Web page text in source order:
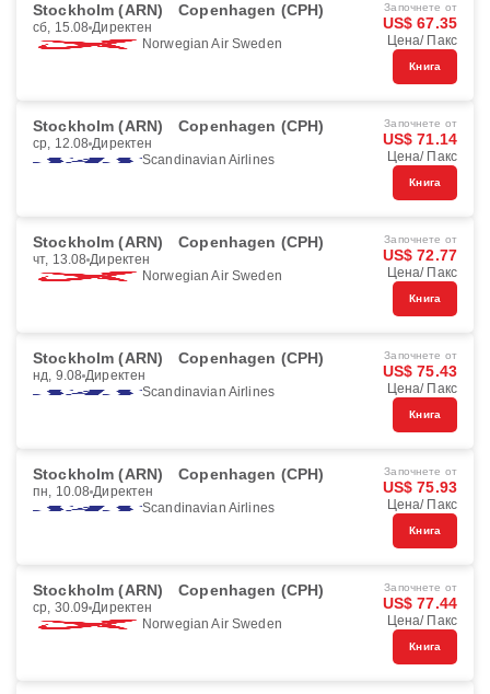
Stockholm (ARN) Copenhagen (CPH)
сб, 15.08 Директен
Norwegian Air Sweden
Започнете от
US$ 67.35
Цена/ Пакс
Книга
Stockholm (ARN) Copenhagen (CPH)
ср, 12.08 Директен
Scandinavian Airlines
Започнете от
US$ 71.14
Цена/ Пакс
Книга
Stockholm (ARN) Copenhagen (CPH)
чт, 13.08 Директен
Norwegian Air Sweden
Започнете от
US$ 72.77
Цена/ Пакс
Книга
Stockholm (ARN) Copenhagen (CPH)
нд, 9.08 Директен
Scandinavian Airlines
Започнете от
US$ 75.43
Цена/ Пакс
Книга
Stockholm (ARN) Copenhagen (CPH)
пн, 10.08 Директен
Scandinavian Airlines
Започнете от
US$ 75.93
Цена/ Пакс
Книга
Stockholm (ARN) Copenhagen (CPH)
ср, 30.09 Директен
Norwegian Air Sweden
Започнете от
US$ 77.44
Цена/ Пакс
Книга